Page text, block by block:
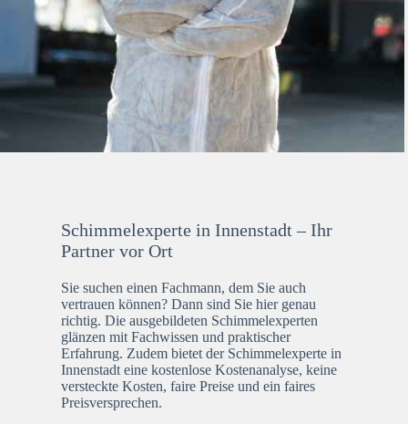
Schimmelexperte in Innenstadt – Ihr
Partner vor Ort
Sie suchen einen Fachmann, dem Sie auch
vertrauen können? Dann sind Sie hier genau
richtig. Die ausgebildeten Schimmelexperten
glänzen mit Fachwissen und praktischer
Erfahrung. Zudem bietet der Schimmelexperte in
Innenstadt eine kostenlose Kostenanalyse, keine
versteckte Kosten, faire Preise und ein faires
Preisversprechen.